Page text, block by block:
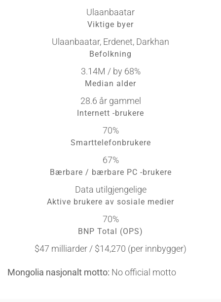
Ulaanbaatar
Viktige byer
Ulaanbaatar, Erdenet, Darkhan
Befolkning
3.14M / by 68%
Median alder
28.6 år gammel
Internett -brukere
70%
Smarttelefonbrukere
67%
Bærbare / bærbare PC -brukere
Data utilgjengelige
Aktive brukere av sosiale medier
70%
BNP Total (OPS)
$47 milliarder / $14,270 (per innbygger)
Mongolia nasjonalt motto: No official motto